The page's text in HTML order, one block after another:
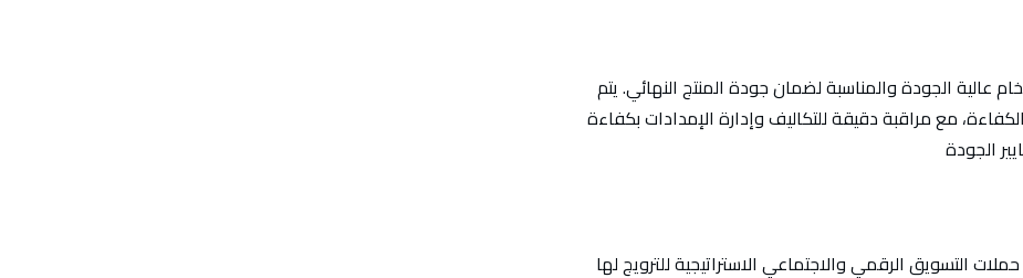
عالية الجودة والمناسبة لضمان جودة المنتج النهائي. يتم
مع مراقبة دقيقة للتكاليف وإدارة الإمدادات بكفاءة
التسويق الرقمي والاجتماعي الاستراتيجية للترويج لها